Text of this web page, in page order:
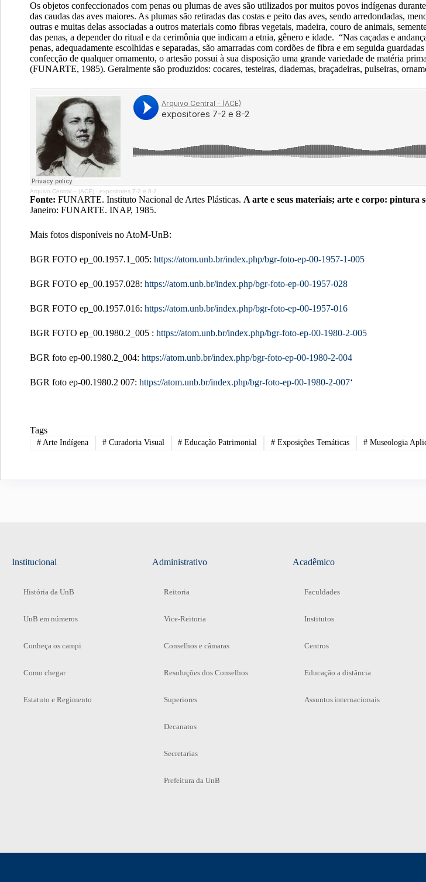
Os objetos confeccionados com penas ou plumas de aves são utilizados por muitos povos indígenas
das caudas das aves maiores. As plumas são retiradas das costas e peito das aves, sendo arredondadas,
outras e muitas delas associadas a outros materiais como fibras vegetais, madeira, couro de animais,
das penas, a depender do ritual e da cerimônia que indicam a etnia, gênero e idade. “Nas caçadas e
penas, adequadamente escolhidas e separadas, são amarradas com cordões de fibra e em seguida
confecção de qualquer ornamento, o artesão possui à sua disposição uma grande variedade de matéria
(FUNARTE, 1985). Geralmente são produzidos: cocares, testeiras, diademas, braçadeiras, pulseiras,
Arquivo Central – (ACE) · expositores 7-2 e 8-2
Fonte: FUNARTE. Instituto Nacional de Artes Plásticas. A arte e seus materiais; arte e corpo: pintura
Janeiro: FUNARTE. INAP, 1985.
Mais fotos disponíveis no AtoM-UnB:
BGR FOTO ep_00.1957.1_005: https://atom.unb.br/index.php/bgr-foto-ep-00-1957-1-005
BGR FOTO ep_00.1957.028: https://atom.unb.br/index.php/bgr-foto-ep-00-1957-028
BGR FOTO ep_00.1957.016: https://atom.unb.br/index.php/bgr-foto-ep-00-1957-016
BGR FOTO ep_00.1980.2_005 : https://atom.unb.br/index.php/bgr-foto-ep-00-1980-2-005
BGR foto ep-00.1980.2_004: https://atom.unb.br/index.php/bgr-foto-ep-00-1980-2-004
BGR foto ep-00.1980.2 007: https://atom.unb.br/index.php/bgr-foto-ep-00-1980-2-007‘
Tags
#Arte Indígena #Curadoria Visual # Educação Patrimonial # Exposições Temáticas # Museologia
Institucional
História da UnB
UnB em números
Conheça os campi
Como chegar
Estatuto e Regimento
Administrativo
Reitoria
Vice-Reitoria
Conselhos e câmaras
Resoluções dos Conselhos
Superiores
Decanatos
Secretarias
Prefeitura da UnB
Acadêmico
Faculdades
Institutos
Centros
Educação a distância
Assuntos internacionais